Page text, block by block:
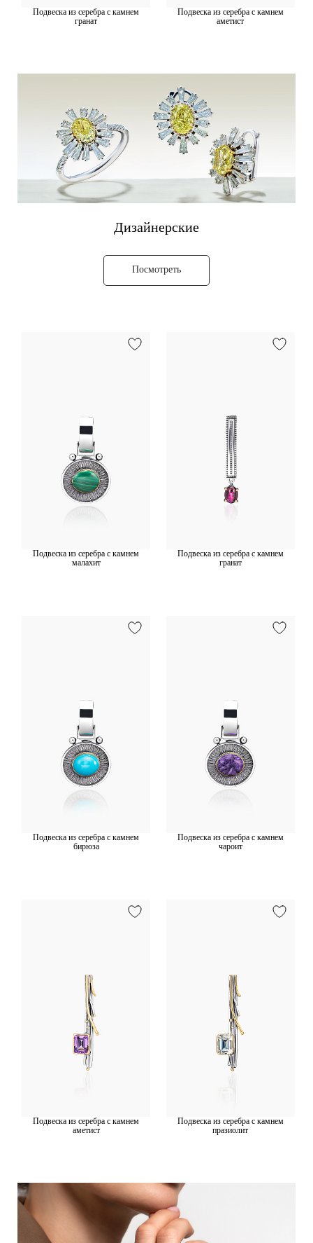
Подвеска из серебра с камнем
гранат
Подвеска из серебра с камнем
аметист
Дизайнерские
Посмотреть
Подвеска из серебра с камнем
малахит
Подвеска из серебра с камнем
гранат
Подвеска из серебра с камнем
бирюза
Подвеска из серебра с камнем
чароит
Подвеска из серебра с камнем
аметист
Подвеска из серебра с камнем
празиолит